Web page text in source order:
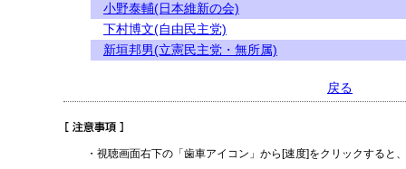
小野泰輔(日本維新の会)
下村博文(自由民主党)
新垣邦男(立憲民主党・無所属)
戻る
・視聴画面右下の「歯車アイコン」から[速度]をクリックすると